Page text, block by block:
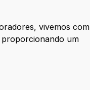
vivemos com
proporcionando um